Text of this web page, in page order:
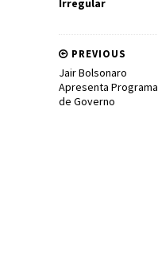
PREVIOUS
Jair Bolsonaro
Apresenta Programa
de Governo